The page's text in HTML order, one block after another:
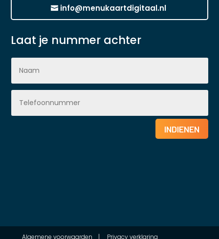
info@menukaartdigitaal.nl
Laat je nummer achter
INDIENEN
Algemene voorwaarden | Privacy verklaring